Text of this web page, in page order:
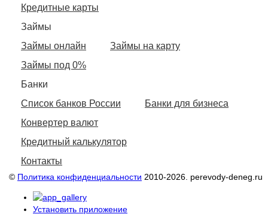
Кредитные карты
Займы
Займы онлайн
Займы на карту
Займы под 0%
Банки
Список банков России
Банки для бизнеса
Конвертер валют
Кредитный калькулятор
Контакты
© Политика конфиденциальности 2010-2026. perevody-deneg.ru
Установить приложение